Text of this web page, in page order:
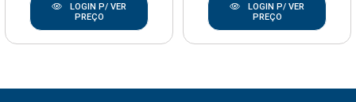
LOGIN P/ VER
PREÇO
LOGIN P/ VER
PREÇO